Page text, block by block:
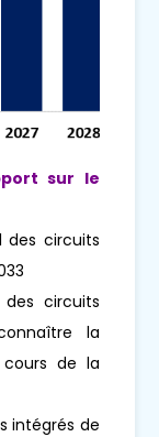
sur le
des circuits
circuits
la
de la
intégrés de